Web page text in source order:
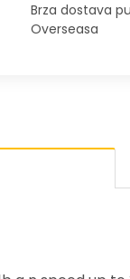
Brza dostava
Overseasa